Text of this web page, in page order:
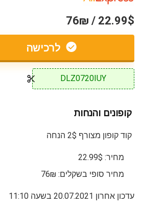
22.99$ / 76₪
לרכישה
DLZ0720IUY
קופונים והנחות
קוד קופון מצורף 2$ הנחה
מחיר: 22.99$
מחיר סופי בשקלים: 76₪
עדכון אחרון 20.07.2021 בשעה 11:10